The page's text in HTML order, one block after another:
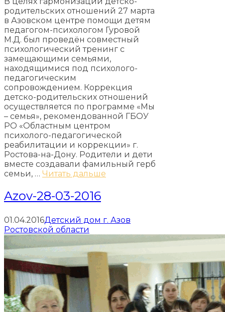
родительских отношений 27 марта
в Азовском центре помощи детям
педагогом-психологом Гуровой
М.Д. был проведён совместный
психологический тренинг с
замещающими семьями,
находящимися под психолого-
педагогическим
сопровождением. Коррекция
детско-родительских отношений
осуществляется по программе «Мы
– семья», рекомендованной ГБОУ
РО «Областным центром
психолого-педагогической
реабилитации и коррекции» г.
Ростова-на-Дону. Родители и дети
вместе создавали фамильный герб
семьи, … Читать дальше
Azov-28-03-2016
01.04.2016Детский дом г. Азов
Ростовской области